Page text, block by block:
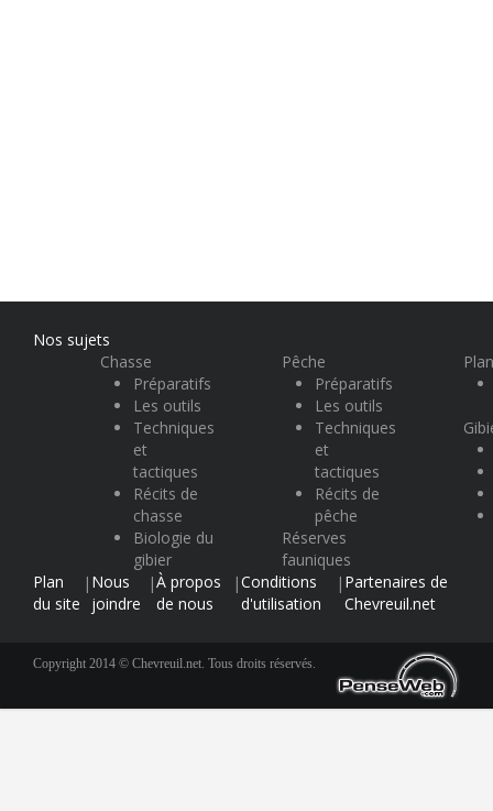
Nos sujets
Chasse
Préparatifs
Les outils
Techniques
et
tactiques
Récits de
chasse
Biologie du
gibier
Pêche
Préparatifs
Les outils
Techniques
et
tactiques
Récits de
pêche
Réserves
fauniques
Plan
du site
| Nous
joindre
|À propos
de nous
|Conditions
d'utilisation
| Partenaires de
Chevreuil.net
Copyright 2014 © Chevreuil.net. Tous droits réservés.